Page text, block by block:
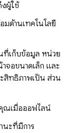
ผู้ใช้
มด้านเทคโนโลยี
ที่เก็บข้อมูล หน่วย
จอขนาดเล็ก และ
สิทธิภาพเป็น ส่วน
ณเมื่อออฟไลน์
นะที่มีการ